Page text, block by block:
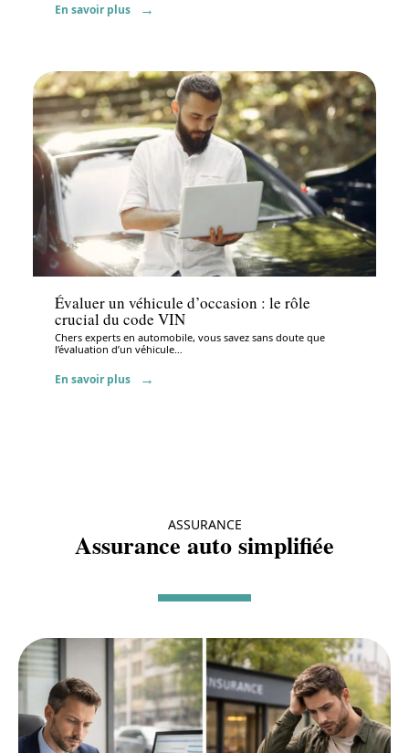
En savoir plus
Administratif
Évaluer un véhicule d’occasion : le rôle
crucial du code VIN
Chers experts en automobile, vous savez sans doute que
l’évaluation d’un véhicule…
En savoir plus
ASSURANCE
Assurance auto simplifiée